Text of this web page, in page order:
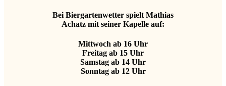
Bei Biergartenwetter spielt Mathias
Achatz mit seiner Kapelle auf:
Mittwoch ab 16 Uhr
Freitag ab 15 Uhr
Samstag ab 14 Uhr
Sonntag ab 12 Uhr